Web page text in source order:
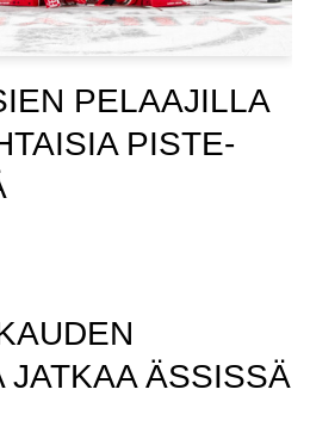
PELAAJILLA
PISTE-
JATKAA ÄSSISSÄ